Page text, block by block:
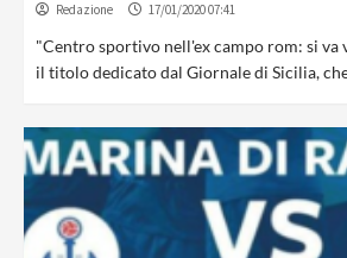
Redazione 17/01/2020 07:41
"Centro sportivo nell'ex campo rom: si va
il titolo dedicato dal Giornale di Sicilia,